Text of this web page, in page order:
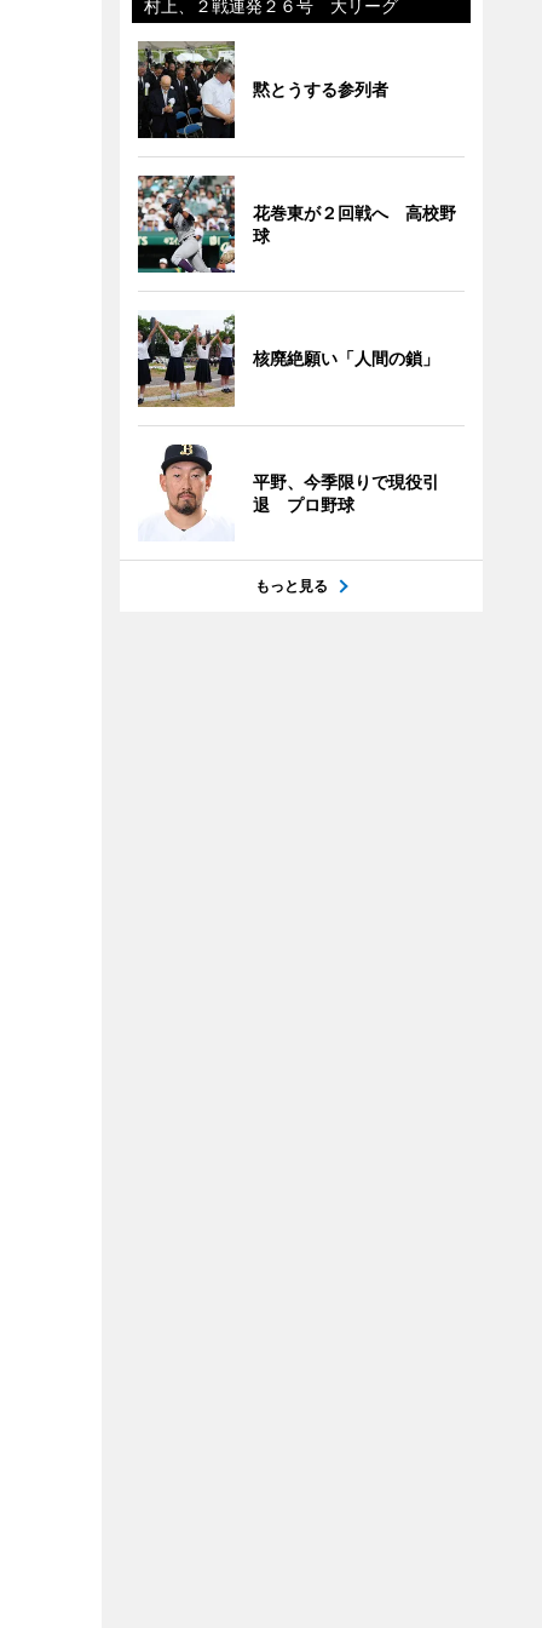
村上、２戦連発２６号 大リーグ
黙とうする参列者
花巻東が２回戦へ 高校野
球
核廃絶願い「人間の鎖」
平野、今季限りで現役引
退 プロ野球
もっと見る